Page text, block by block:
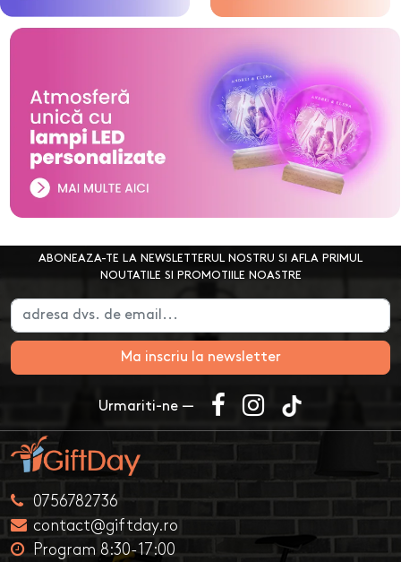
ABONEAZA-TE LA NEWSLETTERUL NOSTRU SI AFLA PRIMUL
NOUTATILE SI PROMOTIILE NOASTRE
Ma inscriu la newsletter
Urmariti-ne —
0756782736
contact@giftday.ro
Program 8:30-17:00